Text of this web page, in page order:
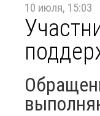
10 июля, 15:03